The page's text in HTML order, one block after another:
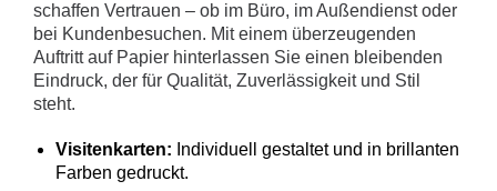
schaffen Vertrauen – ob im Büro, im Außendienst oder
bei Kundenbesuchen. Mit einem überzeugenden
Auftritt auf Papier hinterlassen Sie einen bleibenden
Eindruck, der für Qualität, Zuverlässigkeit und Stil
steht.
Visitenkarten: Individuell gestaltet und in brillanten
Farben gedruckt.